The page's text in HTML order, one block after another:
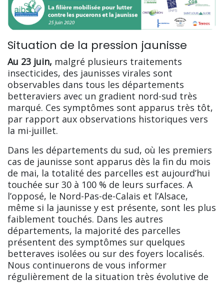
Situation de la pression jaunisse
Au 23 juin, malgré plusieurs traitements
insecticides, des jaunisses virales sont
observables dans tous les départements
betteraviers avec un gradient nord-sud très
marqué. Ces symptômes sont apparus très tôt,
par rapport aux observations historiques vers
la mi-juillet.
Dans les départements du sud, où les premiers
cas de jaunisse sont apparus dès la fin du mois
de mai, la totalité des parcelles est aujourd’hui
touchée sur 30 à 100 % de leurs surfaces. A
l’opposé, le Nord-Pas-de-Calais et l’Alsace,
même si la jaunisse y est présente, sont les plus
faiblement touchés. Dans les autres
départements, la majorité des parcelles
présentent des symptômes sur quelques
betteraves isolées ou sur des foyers localisés.
Nous continuerons de vous informer
régulièrement de la situation très évolutive de